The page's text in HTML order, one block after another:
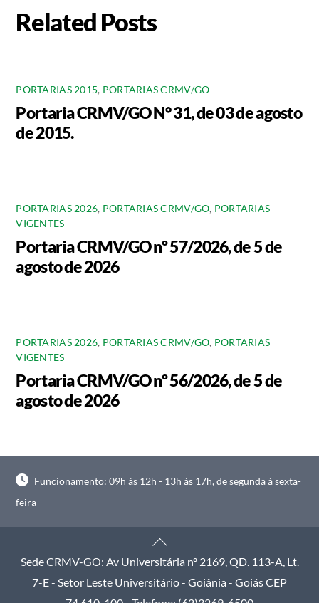
Related Posts
PORTARIAS 2015, PORTARIAS CRMV/GO
Portaria CRMV/GO N° 31, de 03 de agosto
de 2015.
PORTARIAS 2026, PORTARIAS CRMV/GO, PORTARIAS
VIGENTES
Portaria CRMV/GO nº 57/2026, de 5 de
agosto de 2026
PORTARIAS 2026, PORTARIAS CRMV/GO, PORTARIAS
VIGENTES
Portaria CRMV/GO nº 56/2026, de 5 de
agosto de 2026
Funcionamento: 09h às 12h - 13h às 17h, de segunda à sexta-
feira
Back
To
Top
Sede CRMV-GO: Av Universitária nº 2169, QD. 113-A, Lt.
7-E - Setor Leste Universitário - Goiânia - Goiás CEP